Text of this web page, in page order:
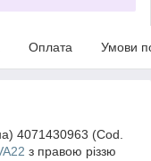
Оплата Умови
4071430963 (Cod.
з правою різзю